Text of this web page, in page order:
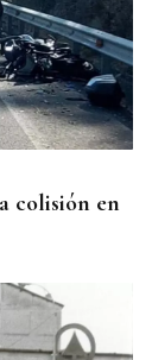
colisión en